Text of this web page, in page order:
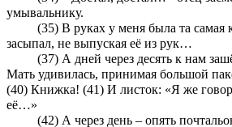
умывальнику.
(35) В руках у меня была та
засыпал, не выпуская её из рук…
(37) А дней через десять к нам
Мать удивилась, принимая большой
(40) Книжка! (41) И листок: «Я же
её…»
(42) А через день – опять